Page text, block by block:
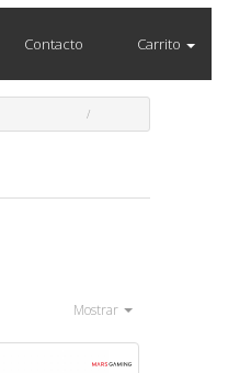
Contacto Carrito
Mostrar